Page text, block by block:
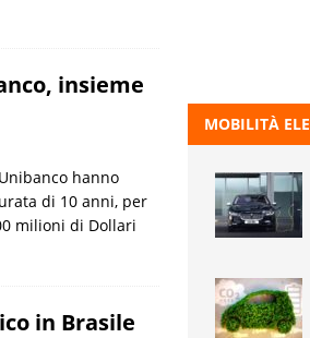
insieme
hanno
di 10 anni, per
milioni di Dollari
in Brasile
MOBILITÀ